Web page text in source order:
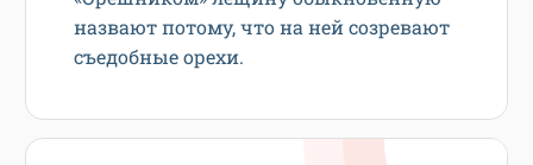
назвают потому, что на ней созревают
съедобные орехи.